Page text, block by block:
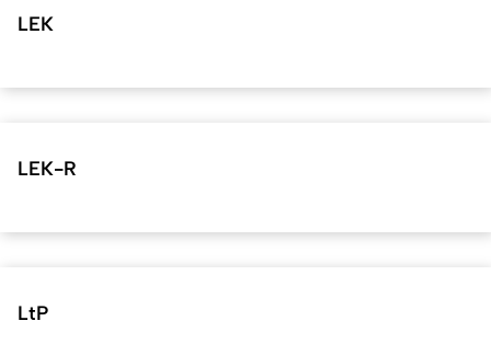
LEK
LEK-R
LtP